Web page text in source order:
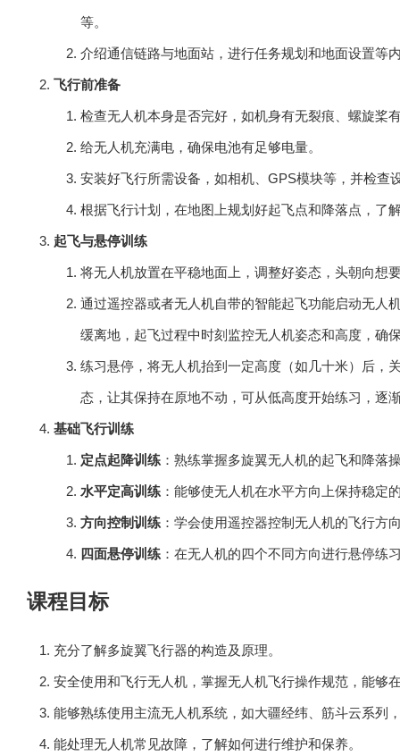
等。
介绍通信链路与地面站，进行任务规划和地面设置等
飞行前准备
检查无人机本身是否完好，如机身有无裂痕、螺旋桨
给无人机充满电，确保电池有足够电量。
安装好飞行所需设备，如相机、GPS模块等，并检查
根据飞行计划，在地图上规划好起飞点和降落点，了
起飞与悬停训练
将无人机放置在平稳地面上，调整好姿态，头朝向想
通过遥控器或者无人机自带的智能起飞功能启动无人
缓离地，起飞过程中时刻监控无人机姿态和高度，确
练习悬停，将无人机抬到一定高度（如几十米）后，
态，让其保持在原地不动，可从低高度开始练习，逐
基础飞行训练
定点起降训练 ：熟练掌握多旋翼无人机的起飞和降落
水平定高训练 ：能够使无人机在水平方向上保持稳定
方向控制训练 ：学会使用遥控器控制无人机的飞行方
四面悬停训练 ：在无人机的四个不同方向进行悬停练
课程目标
充分了解多旋翼飞行器的构造及原理。
安全使用和飞行无人机，掌握无人机飞行操作规范，能够
能够熟练使用主流无人机系统，如大疆经纬、筋斗云系列
能处理无人机常见故障，了解如何进行维护和保养。